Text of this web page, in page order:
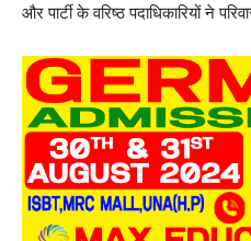
और पार्टी के वरिष्ठ पदाधिकारियों ने